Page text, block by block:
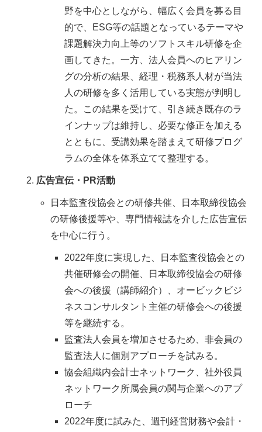
野を中心としながら、幅広く会員を募る目
的で、ESG等の話題となっているテーマや
課題解決力向上等のソフトスキル研修を企
画してきた。一方、法人会員へのヒアリン
グの分析の結果、経理・税務系人材が当法
人の研修を多く活用している実態が判明し
た。この結果を受けて、引き続き既存のラ
インナップは維持し、必要な修正を加える
とともに、受講効果を踏まえて研修プログ
ラムの全体を体系立てて整理する。
広告宣伝・PR活動
日本監査役協会との研修共催、日本取締役協会
の研修後援等や、専門情報誌を介した広告宣伝
を中心に行う。
2022年度に実現した、日本監査役協会との
共催研修会の開催、日本取締役協会の研修
会への後援（講師紹介）、オービックビジ
ネスコンサルタント主催の研修会への後援
等を継続する。
監査法人会員を増加させるため、非会員の
監査法人に個別アプローチを試みる。
協会組織内会計士ネットワーク、社外役員
ネットワーク所属会員の関与企業へのアプ
ローチ
2022年度に試みた、週刊経営財務や会計・